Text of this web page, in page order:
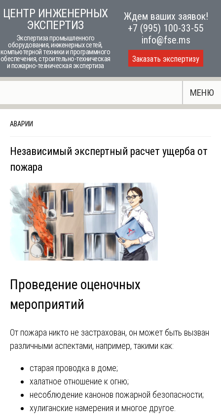
to
content
ЦЕНТР ИНЖЕНЕРНЫХ
ЭКСПЕРТИЗ
Экспертиза промышленного
оборудования, инженерных сетей,
компьютерной техники и программного
обеспечения, строительно-техническая
и пожарно-техническая экспертиза
Ждем ваших заявок!
+7 (995) 100-33-55
info@fse.ms
Заказать экспертизу
МЕНЮ
АВАРИИ
Независимый экспертный расчет ущерба от
пожара
Проведение оценочных
мероприятий
От пожара никто не застрахован, он может быть вызван
различными аспектами, например, такими как:
старая проводка в доме;
халатное отношение к огню;
несоблюдение канонов пожарной безопасности;
хулиганские намерения и многое другое.